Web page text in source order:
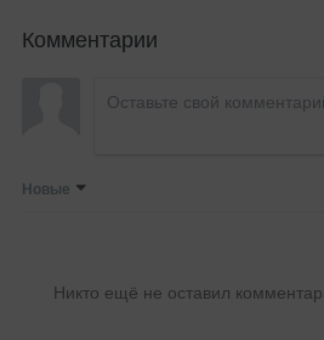
Комментарии
Новые
Никто ещё не оставил